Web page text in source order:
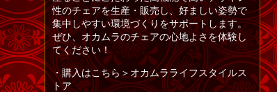
性のチェアを生産・販売し、好ましい姿勢で
集中しやすい環境づくりをサポートします。
ぜひ、オカムラのチェアの心地よさを体験し
てください！
・購入はこちら＞オカムラライフスタイルス
トア